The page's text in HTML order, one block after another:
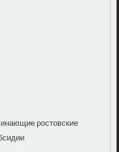
ростовские